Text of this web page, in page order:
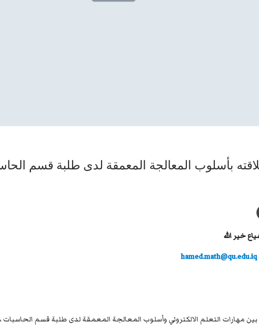
بأسلوب المعالجة المعمقة لدى طلبة قسم
خير الله
hamed.math@qu.edu.iq